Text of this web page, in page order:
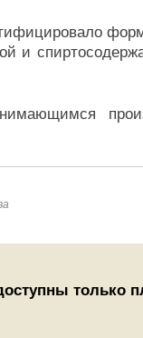
и
только